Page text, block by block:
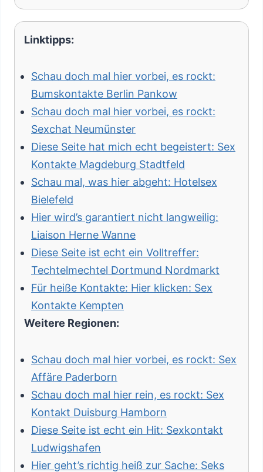
Linktipps:
Schau doch mal hier vorbei, es rockt:
Bumskontakte Berlin Pankow
Schau doch mal hier vorbei, es rockt:
Sexchat Neumünster
Diese Seite hat mich echt begeistert: Sex
Kontakte Magdeburg Stadtfeld
Schau mal, was hier abgeht: Hotelsex
Bielefeld
Hier wird’s garantiert nicht langweilig:
Liaison Herne Wanne
Diese Seite ist echt ein Volltreffer:
Techtelmechtel Dortmund Nordmarkt
Für heiße Kontakte: Hier klicken: Sex
Kontakte Kempten
Weitere Regionen:
Schau doch mal hier vorbei, es rockt: Sex
Affäre Paderborn
Schau doch mal hier rein, es rockt: Sex
Kontakt Duisburg Hamborn
Diese Seite ist echt ein Hit: Sexkontakt
Ludwigshafen
Hier geht’s richtig heiß zur Sache: Seks